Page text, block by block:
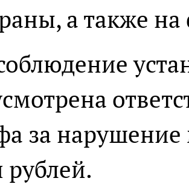
а также
за нарушение
рублей.